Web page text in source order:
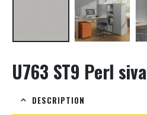
U763 ST9 Perl siva
DESCRIPTION